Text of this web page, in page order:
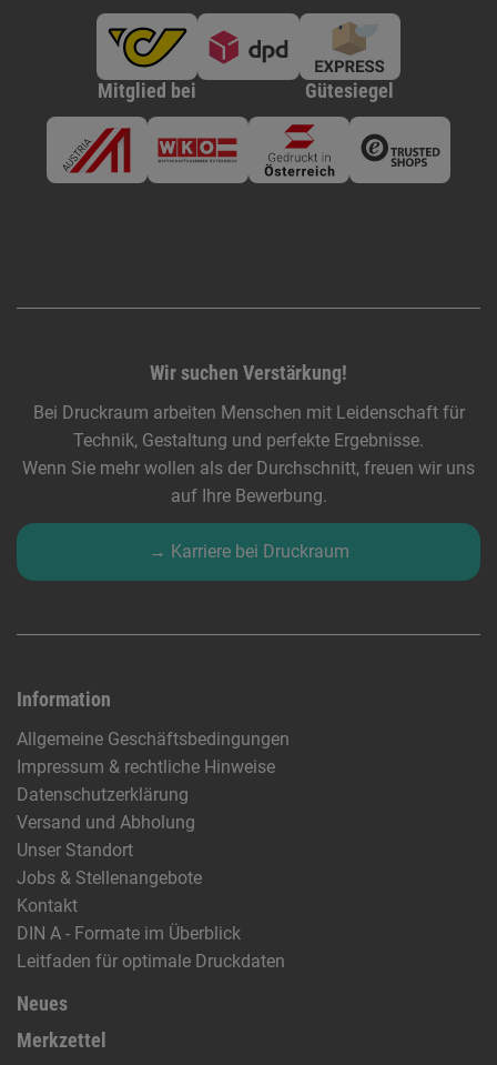
Mitglied bei Gütesiegel
Wir suchen Verstärkung!
Bei Druckraum arbeiten Menschen mit Leidenschaft für
Technik, Gestaltung und perfekte Ergebnisse.
Wenn Sie mehr wollen als der Durchschnitt, freuen wir uns
auf Ihre Bewerbung.
→ Karriere bei Druckraum
Information
Allgemeine Geschäftsbedingungen
Impressum & rechtliche Hinweise
Datenschutzerklärung
Versand und Abholung
Unser Standort
Jobs & Stellenangebote
Kontakt
DIN A - Formate im Überblick
Leitfaden für optimale Druckdaten
Neues
Merkzettel